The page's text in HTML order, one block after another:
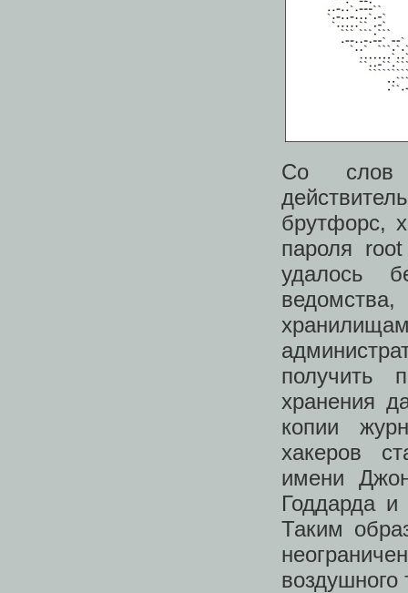
Со слов
брутфорс,
пароля
удалось
получить
хранения
копии
хакеров
имени
Годдарда и
Таким
воздушного